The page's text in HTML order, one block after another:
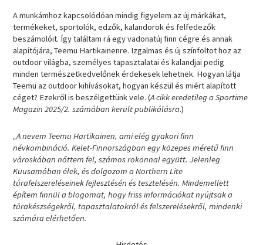
A munkámhoz kapcsolódóan mindig figyelem az új márkákat,
termékeket, sportolók, edzők, kalandorok és felfedezők
beszámolóit. Így találtam rá egy vadonatúj finn cégre és annak
alapítójára, Teemu Hartikainenre. Izgalmas és új színfoltot hoz az
outdoor világba, személyes tapasztalatai és kalandjai pedig
minden természetkedvelőnek érdekesek lehetnek. Hogyan látja
Teemu az outdoor kihívásokat, hogyan készül és miért alapított
céget? Ezekről is beszélgettünk vele. (A cikk eredetileg a Sportime
Magazin 2025/2. számában került publikálásra.)
„A nevem Teemu Hartikainen, ami elég gyakori finn
névkombináció. Kelet-Finnországban egy közepes méretű finn
városkában nőttem fel, számos rokonnal együtt. Jelenleg
Kuusamóban élek, és dolgozom a Northern Lite
túrafelszereléseinek fejlesztésén és tesztelésén. Mindemellett
építem finnül a blogomat, hogy friss információkat nyújtsak a
túrakészségekről, tapasztalatokról és felszerelésekről, mindenki
számára elérhetően.